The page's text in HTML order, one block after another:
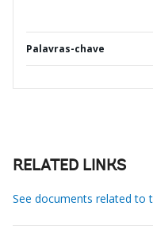
Palavras-chave
RELATED LINKS
See documents related to